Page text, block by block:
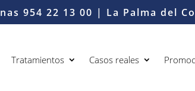
954 22 13 00 | La Palma del
Tratamientos Casos reales